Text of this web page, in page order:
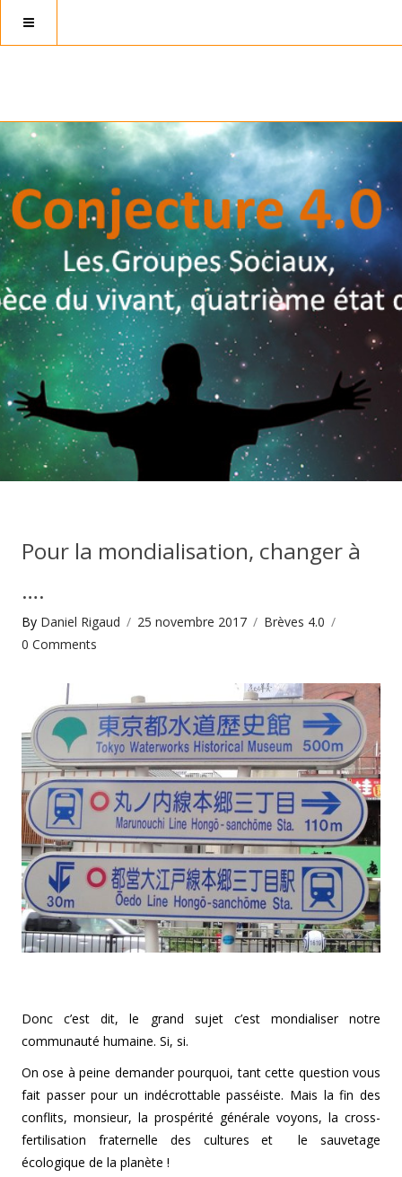
Pour la mondialisation, changer à
….
By Daniel Rigaud 25 novembre 2017
Brèves 4.0
0 Comments
Donc c’est dit, le grand sujet c’est mondialiser notre
communauté humaine. Si, si.
On ose à peine demander pourquoi, tant cette question vous
fait passer pour un indécrottable passéiste. Mais la fin des
conflits, monsieur, la prospérité générale voyons, la cross-
fertilisation fraternelle des cultures et le sauvetage
écologique de la planète !